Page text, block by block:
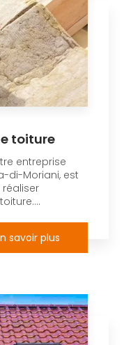
toiture
entreprise
di-Moriani, est
savoir plus